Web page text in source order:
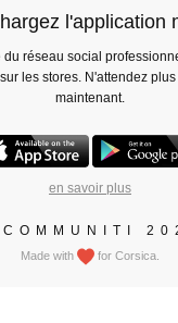
l'application
réseau social
les stores. N'attendez
maintenant.
en savoir plus
Made with for Corsica.